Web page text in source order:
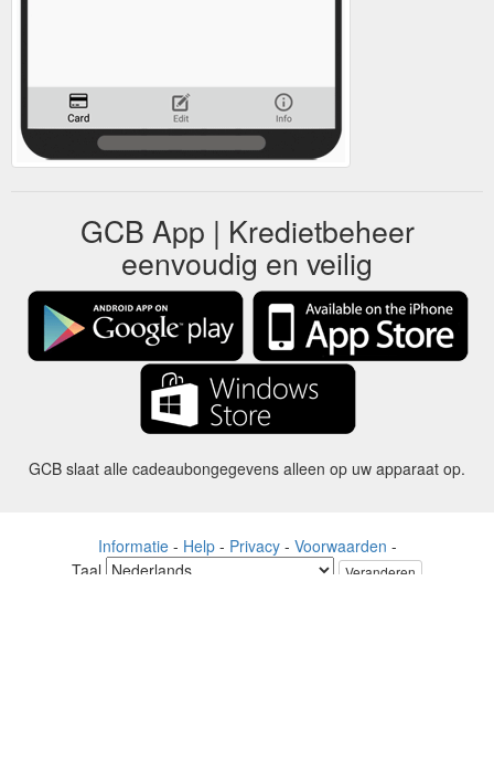
GCB App | Kredietbeheer
eenvoudig en veilig
GCB slaat alle cadeaubongegevens alleen op uw apparaat op.
Informatie- Help- Privacy- Voorwaarden -
Taal
Veranderen